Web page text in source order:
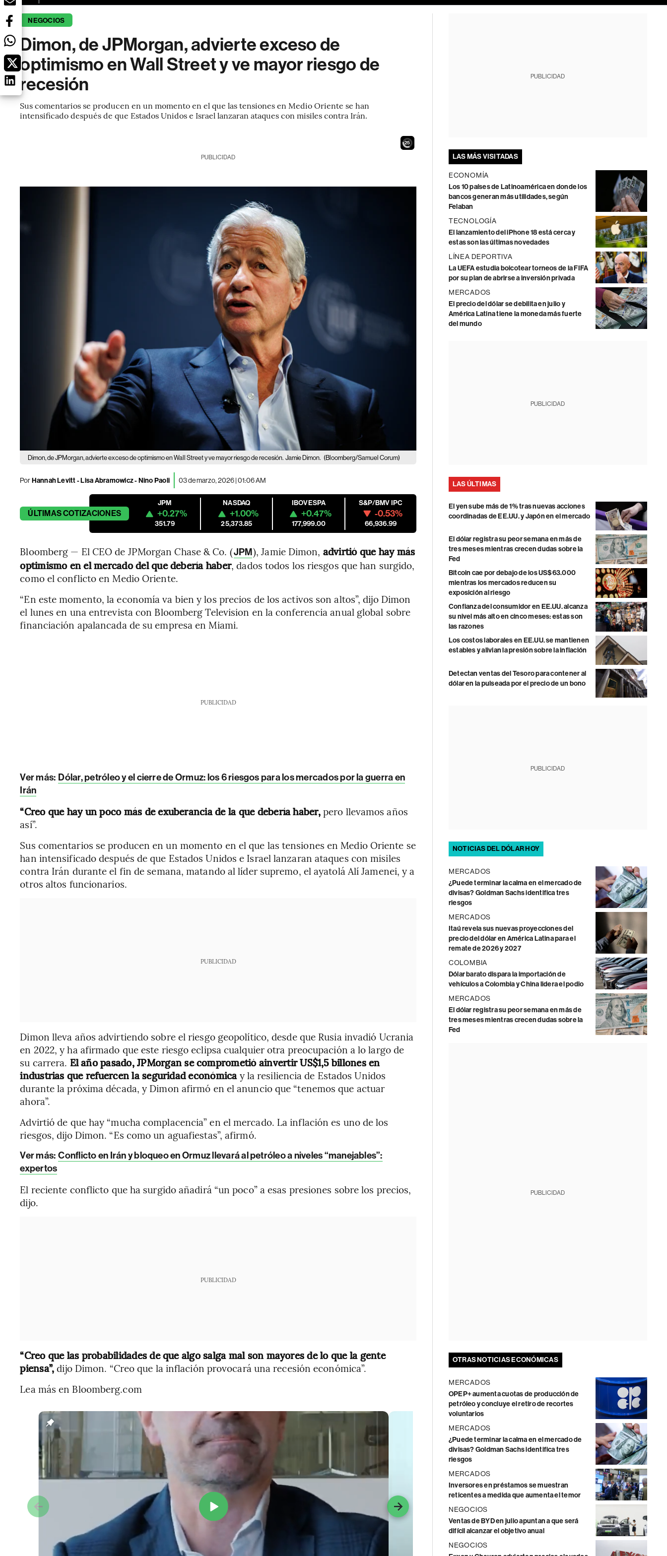
NEGOCIOS
Dimon, de JPMorgan, advierte exceso de
optimismo en Wall Street y ve mayor riesgo de
recesión
Sus comentarios se producen en un momento en el que las tensiones en Medio Oriente se han
intensificado después de que Estados Unidos e Israel lanzaran ataques con misiles contra Irán.
23
PUBLICIDAD
Dimon, de JPMorgan, advierte exceso de optimismo en Wall Street y ve mayor riesgo de recesión. Jamie Dimon. (Bloomberg/Samuel Corum)
PorHannah Levitt - Lisa Abramowicz - Nino Paoli 03 de marzo, 2026 | 01:06 AM
ÚLTIMASCOTIZACIONES
JPM
+0.27%
351.79
NASDAQ
+1.00%
25,373.85
IBOVESPA
+0.47%
177,999.00
S&P/BMV IPC
-0.53%
66,936.99
Bloomberg — El CEO de JPMorgan Chase & Co. (JPM), Jamie Dimon, advirtió que hay más
optimismo en el mercado del que debería haber, dados todos los riesgos que han surgido,
como el conflicto en Medio Oriente.
“En este momento, la economía va bien y los precios de los activos son altos”, dijo Dimon
el lunes en una entrevista con Bloomberg Television en la conferencia anual global sobre
financiación apalancada de su empresa en Miami.
PUBLICIDAD
Ver más: Dólar, petróleo y el cierre de Ormuz: los 6 riesgos para los mercados por la guerra en
Irán
“Creo que hay un poco más de exuberancia de la que debería haber,pero llevamos años
así”.
Sus comentarios se producen en un momento en el que las tensiones en Medio Oriente se
han intensificado después de que Estados Unidos e Israel lanzaran ataques con misiles
contra Irán durante el fin de semana, matando al líder supremo, el ayatolá Alí Jamenei, y a
otros altos funcionarios.
PUBLICIDAD
Dimon lleva años advirtiendo sobre el riesgo geopolítico, desde que Rusia invadió Ucrania
en 2022, y ha afirmado que este riesgo eclipsa cualquier otra preocupación a lo largo de
su carrera. El año pasado, JPMorgan se comprometió ainvertir US$1,5 billones en
industrias que refuercen la seguridad económicay la resiliencia de Estados Unidos
durante la próxima década, y Dimon afirmó en el anuncio que “tenemos que actuar
ahora”.
Advirtió de que hay “mucha complacencia” en el mercado. La inflación es uno de los
riesgos, dijo Dimon. “Es como un aguafiestas”, afirmó.
Ver más: Conflicto en Irán y bloqueo en Ormuz llevará al petróleo a niveles “manejables”:
expertos
El reciente conflicto que ha surgido añadirá “un poco” a esas presiones sobre los precios,
dijo.
PUBLICIDAD
“Creo que las probabilidades de que algo salga mal son mayores de lo que la gente
piensa”,dijo Dimon. “Creo que la inflación provocará una recesión económica”.
Lea más en Bloomberg.com
PUBLICIDAD
LAS MÁS VISITADAS
ECONOMÍA
Los 10 países de Latinoamérica en donde los
bancos generan más utilidades, según
Felaban
TECNOLOGÍA
El lanzamiento del iPhone 18 está cerca y
estas son las últimas novedades
LÍNEA DEPORTIVA
La UEFA estudia boicotear torneos de la FIFA
por su plan de abrirse a inversión privada
MERCADOS
El precio del dólar se debilita en julio y
América Latina tiene la moneda más fuerte
del mundo
PUBLICIDAD
LAS ÚLTIMAS
El yen sube más de 1% tras nuevas acciones
coordinadas de EE.UU. y Japón en el mercado
El dólar registra su peor semana en más de
tres meses mientras crecen dudas sobre la
Fed
Bitcoin cae por debajo de los US$63.000
mientras los mercados reducen su
exposición al riesgo
Confianza del consumidor en EE.UU. alcanza
su nivel más alto en cinco meses: estas son
las razones
Los costos laborales en EE.UU. se mantienen
estables y alivian la presión sobre la inflación
Detectan ventas del Tesoro para contener al
dólar en la pulseada por el precio de un bono
PUBLICIDAD
NOTICIAS DEL DÓLAR HOY
MERCADOS
¿Puede terminar la calma en el mercado de
divisas? Goldman Sachs identifica tres
riesgos
MERCADOS
Itaú revela sus nuevas proyecciones del
precio del dólar en América Latina para el
remate de 2026 y 2027
COLOMBIA
Dólar barato dispara la importación de
vehículos a Colombia y China lidera el podio
MERCADOS
El dólar registra su peor semana en más de
tres meses mientras crecen dudas sobre la
Fed
PUBLICIDAD
OTRAS NOTICIAS ECONÓMICAS
MERCADOS
OPEP+ aumenta cuotas de producción de
petróleo y concluye el retiro de recortes
voluntarios
MERCADOS
¿Puede terminar la calma en el mercado de
divisas? Goldman Sachs identifica tres
riesgos
MERCADOS
Inversores en préstamos se muestran
reticentes a medida que aumenta el temor
NEGOCIOS
Ventas de BYD en julio apuntan a que será
difícil alcanzar el objetivo anual
NEGOCIOS